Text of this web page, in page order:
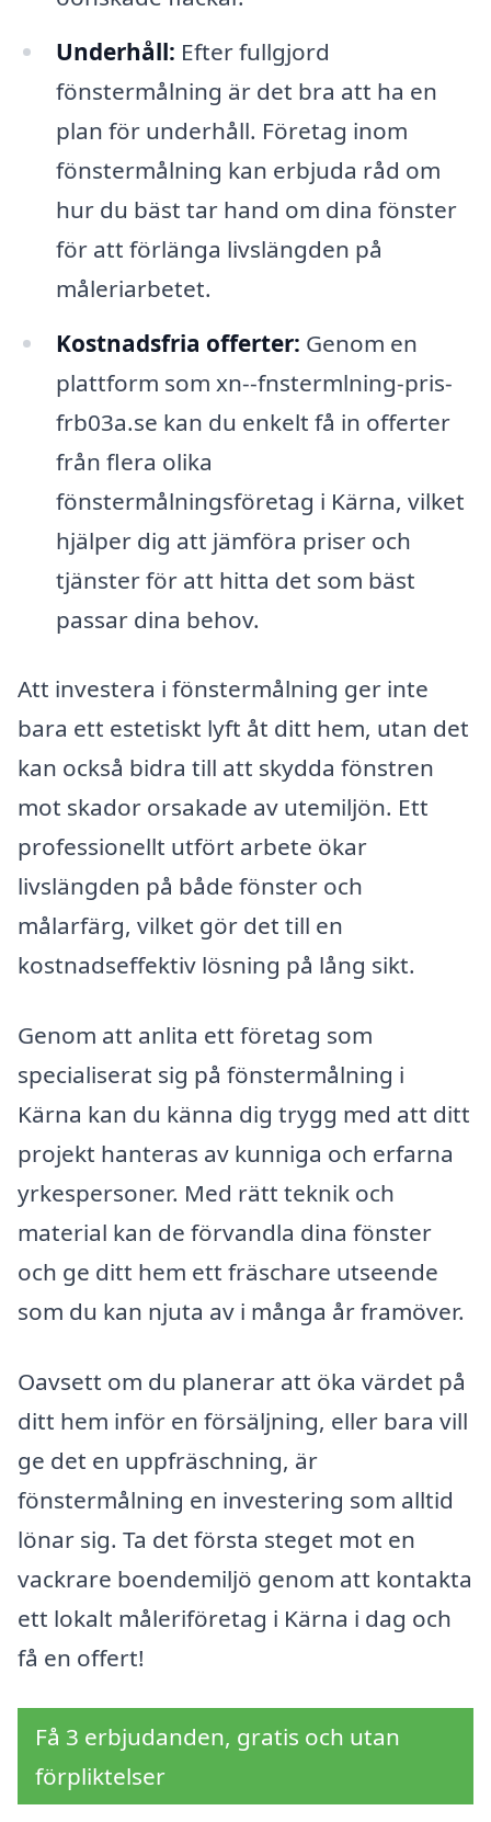
Underhåll: Efter fullgjord
fönstermålning är det bra att ha en
plan för underhåll. Företag inom
fönstermålning kan erbjuda råd om
hur du bäst tar hand om dina fönster
för att förlänga livslängden på
måleriarbetet.
Kostnadsfria offerter: Genom en
plattform som xn--fnstermlning-pris-
frb03a.se kan du enkelt få in offerter
från flera olika
fönstermålningsföretag i Kärna, vilket
hjälper dig att jämföra priser och
tjänster för att hitta det som bäst
passar dina behov.
Att investera i fönstermålning ger inte
bara ett estetiskt lyft åt ditt hem, utan det
kan också bidra till att skydda fönstren
mot skador orsakade av utemiljön. Ett
professionellt utfört arbete ökar
livslängden på både fönster och
målarfärg, vilket gör det till en
kostnadseffektiv lösning på lång sikt.
Genom att anlita ett företag som
specialiserat sig på fönstermålning i
Kärna kan du känna dig trygg med att ditt
projekt hanteras av kunniga och erfarna
yrkespersoner. Med rätt teknik och
material kan de förvandla dina fönster
och ge ditt hem ett fräschare utseende
som du kan njuta av i många år framöver.
Oavsett om du planerar att öka värdet på
ditt hem inför en försäljning, eller bara vill
ge det en uppfräschning, är
fönstermålning en investering som alltid
lönar sig. Ta det första steget mot en
vackrare boendemiljö genom att kontakta
ett lokalt måleriföretag i Kärna i dag och
få en offert!
Få 3 erbjudanden, gratis och utan
förpliktelser